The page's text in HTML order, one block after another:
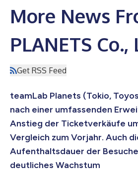
More News
PLANETS Co.,
Get RSS Feed
teamLab Planets (Tokio,
nach einer umfassenden
Anstieg der Ticketverkäufe
Vergleich zum Vorjahr. Auch
Aufenthaltsdauer der
deutliches Wachstum